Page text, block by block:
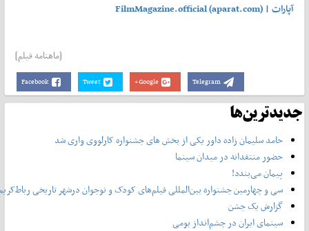
آپارات | FilmMagazine.official (aparat.com)
[ماهنامه فیلم]
Facebook Tweet Google+ Telegram
جدیدترین‌ها
حامد سلیمان زاده داور یکی از بخش های جشنواره کارلووی واری شد
حضور منتقدانه در میدان سینما
پیمان می‌بندد!
سی و چهارمین جشنواره بین‌المللی فیلم‌های‌ کودک و نوجوان درشهر تاریخی رباط‌کریم
گزارش یک جشن
سینمای ایران در چشم‌انداز بومی